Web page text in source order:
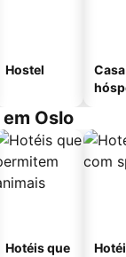
Hostel
Oslo
Hotéis que